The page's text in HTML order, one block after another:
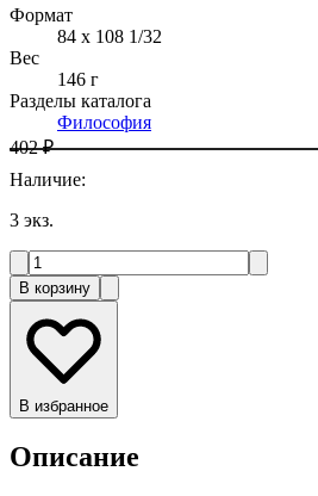
Формат
84 x 108 1/32
Вес
146 г
Разделы каталога
Философия
402 ₽
Наличие:
3 экз.
В корзину
В избранное
Описание